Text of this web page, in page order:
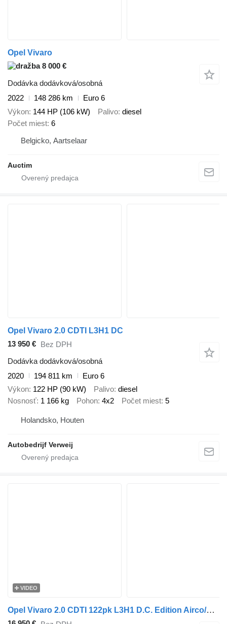
Opel Vivaro
8 000 €
Dodávka dodávková/osobná
2022
148 286 km
Euro 6
Výkon 144 HP (106 kW) Palivo diesel
Počet miest 6
Belgicko, Aartselaar
Auctim
Opel Vivaro 2.0 CDTI L3H1 DC
13 950 € Bez DPH
Dodávka dodávková/osobná
2020
194 811 km
Euro 6
Výkon 122 HP (90 kW) Palivo diesel
Nosnosť 1 166 kg Pohon 4x2 Počet miest 5
Holandsko, Houten
Autobedrijf Verweij
VIDEO
Opel Vivaro 2.0 CDTI 122pk L3H1 D.C. Edition Airco/Navi/Camera 07-202